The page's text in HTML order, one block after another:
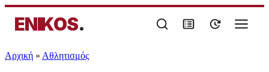
ENIKOS.
Αρχική » Αθλητισμός